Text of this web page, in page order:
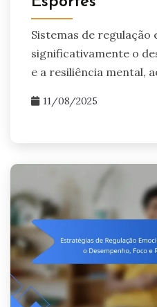
Sistemas de
significativamente o
e a resiliência mental,
11/08/2025